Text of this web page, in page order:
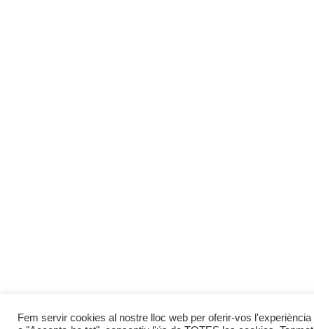
Fem servir cookies al nostre lloc web per oferir-vos